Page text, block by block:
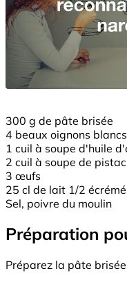
300 g de pâte brisée
4 beaux oignons blancs
1 cuil à soupe d'huile
2 cuil à soupe de
3 œufs
25 cl de lait 1/2 écrémé
Sel, poivre du moulin
Préparation
Préparez la pâte